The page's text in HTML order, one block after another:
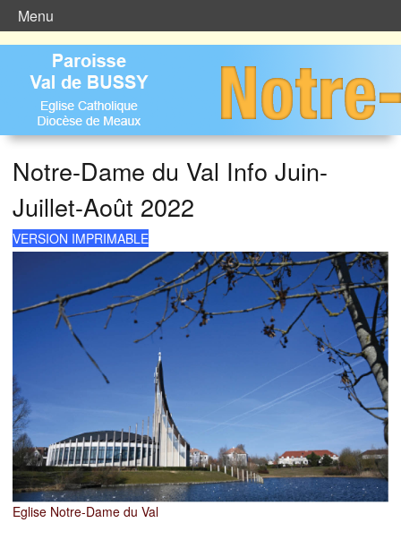
Notre-Dame du Val Info Juin-
Juillet-Août 2022
VERSION IMPRIMABLE
Eglise Notre-Dame du Val
Menu